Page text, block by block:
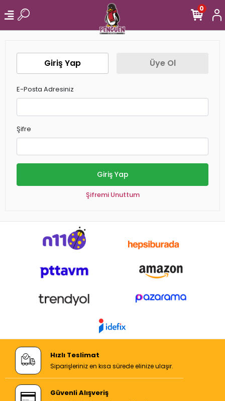
0
Giriş Yap Üye Ol
E-Posta Adresiniz
Şifre
Giriş Yap
Şifremi Unuttum
Hızlı Teslimat
Siparişleriniz en kısa sürede elinize ulaşır.
Güvenli Alışveriş